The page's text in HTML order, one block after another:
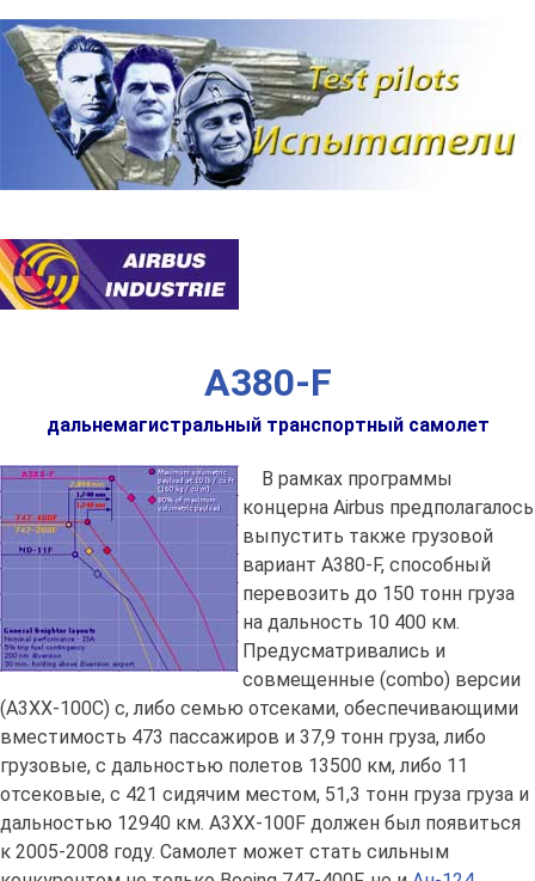
Наверх
A380-F
дальнемагистральный транспортный самолет
В рамках программы
концерна Airbus предполагалось
выпустить также грузовой
вариант A380-F, способный
перевозить до 150 тонн груза
на дальность 10 400 км.
Предусматривались и
совмещенные (combo) версии
(A3XX-100C) с, либо семью отсеками, обеспечивающими
вместимость 473 пассажиров и 37,9 тонн груза, либо
грузовые, с дальностью полетов 13500 км, либо 11
отсековые, с 421 сидячим местом, 51,3 тонн груза груза и
дальностью 12940 км. A3XX-100F должен был появиться
к 2005-2008 году. Самолет может стать сильным